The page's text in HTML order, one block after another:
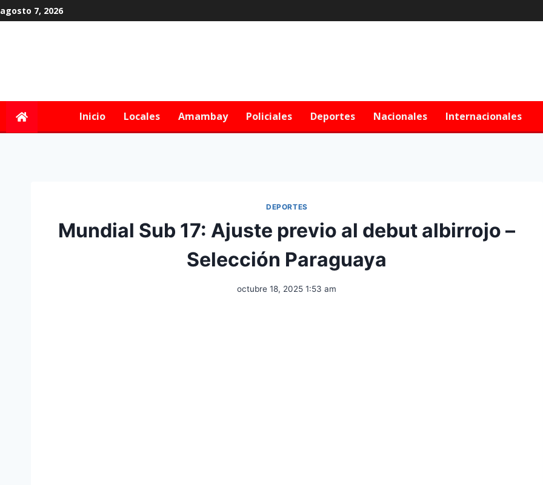
agosto 7, 2026
Inicio Locales Amambay Policiales Deportes Nacionales Internacionales
DEPORTES
Mundial Sub 17: Ajuste previo al debut albirrojo –
Selección Paraguaya
octubre 18, 2025 1:53 am